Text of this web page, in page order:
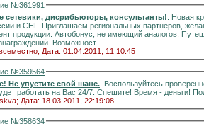
№361991
сетевики, дисрибьюторы, консультанты! . Новая
и СНГ. Приглашаем региональных партнеров, желающих
продукции. Автобонус, не имеющий аналогов.
шкалы вознаграждений. Возможност...
Дата: 01.04.2011, 11:10:45
№359564
Не упустите свой шанс. . Воспользуйтесь
Дата: 18.03.2011, 22:19:08
№358634